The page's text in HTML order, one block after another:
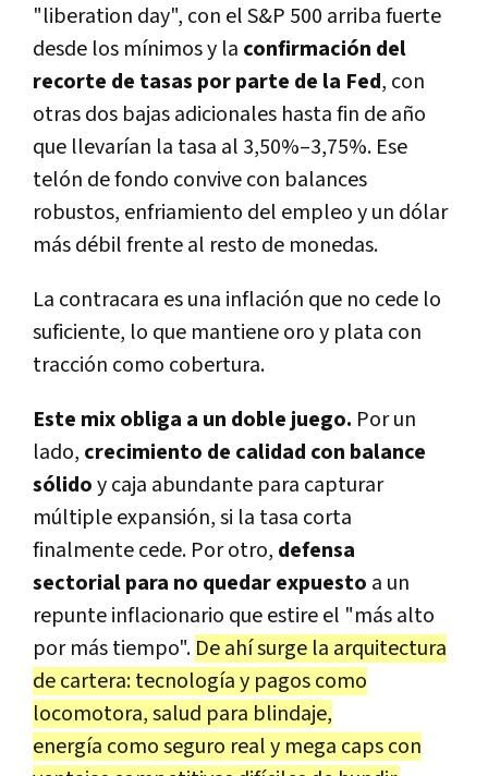
"liberation day", con elS&P 500 arriba fuerte
desde los mínimos y la confirmación del
recorte de tasas por parte de la Fed, con
otras dos bajas adicionales hasta fin de año
que llevarían la tasa al 3,50%–3,75%. Ese
telón de fondo convive con balances
robustos, enfriamiento del empleoy un dólar
más débilfrente al resto de monedas.
La contracara es una inflación que no cede lo
suficiente, lo que mantieneoro y plata con
tracción como cobertura.
Este mix obliga a un doble juego. Por un
lado, crecimiento de calidad con balance
sólidoy caja abundante para capturar
múltiple expansión,si la tasa corta
finalmente cede. Por otro, defensa
sectorialpara no quedar expuesto a un
repunte inflacionario que estire el "más alto
por más tiempo". De ahí surge la arquitectura
de cartera:tecnología y pagos como
locomotora, salud para blindaje,
energía como seguro real y mega capscon